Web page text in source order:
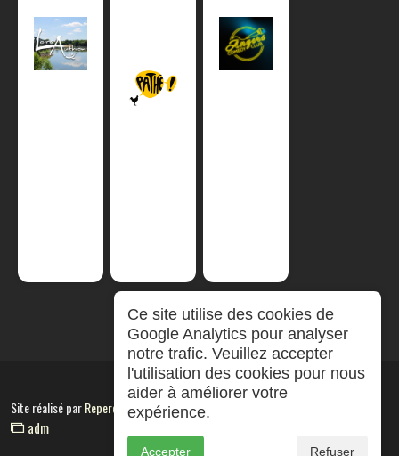
Site réalisé parRepereCom
adm
Ce site utilise des cookies de
Google Analytics pour analyser
notre trafic. Veuillez accepter
l'utilisation des cookies pour nous
aider à améliorer votre
expérience.
Accepter Refuser